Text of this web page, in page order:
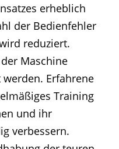
erheblich
der Bedienfehler
reduziert.
Maschine
Erfahrene
Training
und ihr
verbessern.